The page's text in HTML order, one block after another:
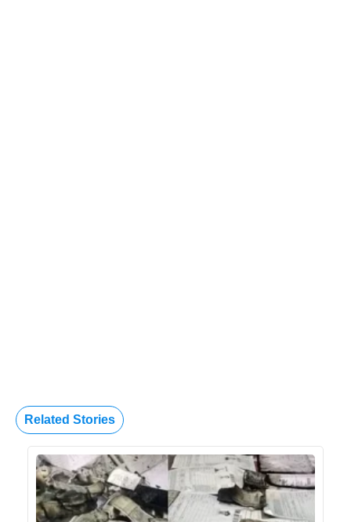
Related Stories